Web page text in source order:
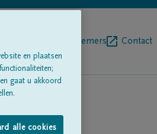
Begrafenisondernemers Contact
en plaatsen
gaat u akkoord
alle cookies